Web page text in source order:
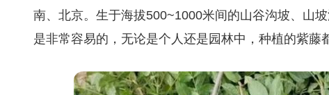
南、北京。生于海拔500~1000米间的山谷沟坡、山
是非常容易的，无论是个人还是园林中，种植的紫藤